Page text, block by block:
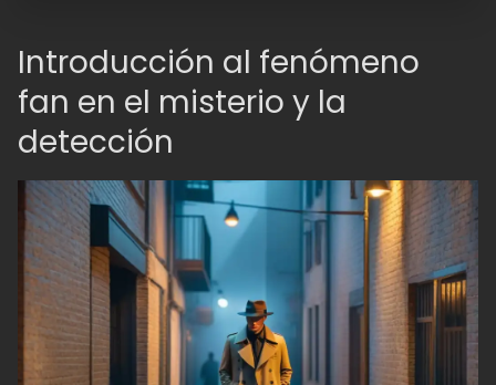
Introducción al fenómeno
fan en el misterio y la
detección